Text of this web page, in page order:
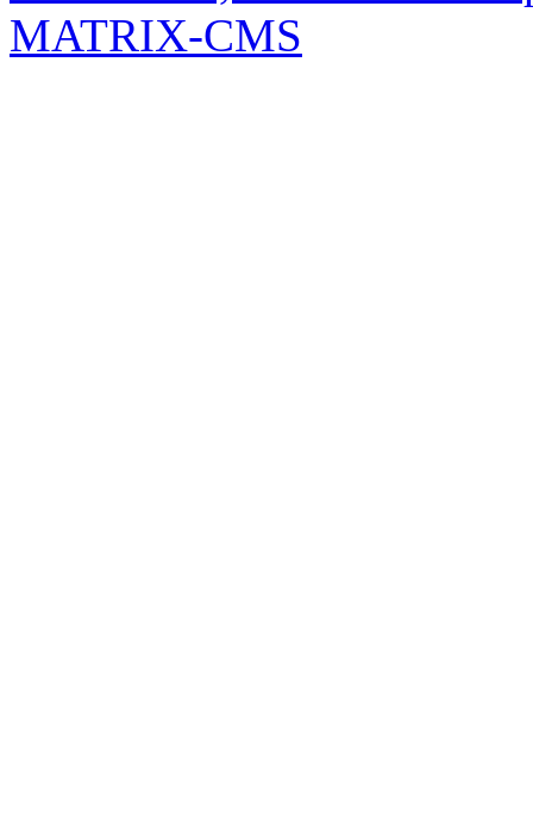
MATRIX-CMS